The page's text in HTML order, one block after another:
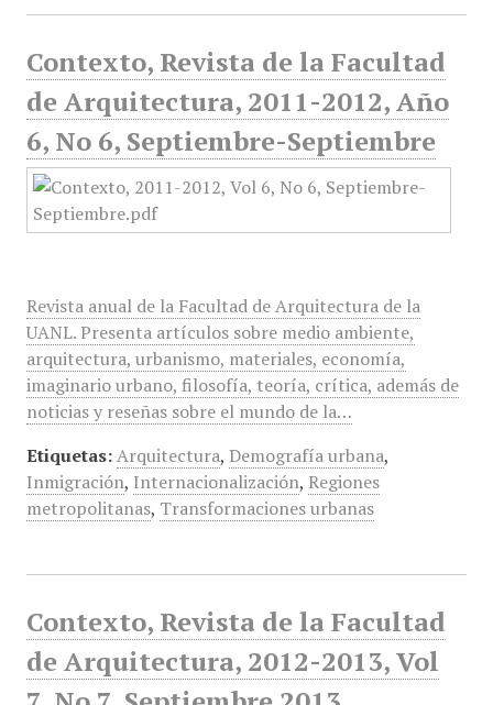
Contexto, Revista de la Facultad
de Arquitectura, 2011-2012, Año
6, No 6, Septiembre-Septiembre
Revista anual de la Facultad de Arquitectura de la
UANL. Presenta artículos sobre medio ambiente,
arquitectura, urbanismo, materiales, economía,
imaginario urbano, filosofía, teoría, crítica, además de
noticias y reseñas sobre el mundo de la…
Etiquetas: Arquitectura, Demografía urbana,
Inmigración, Internacionalización, Regiones
metropolitanas, Transformaciones urbanas
Contexto, Revista de la Facultad
de Arquitectura, 2012-2013, Vol